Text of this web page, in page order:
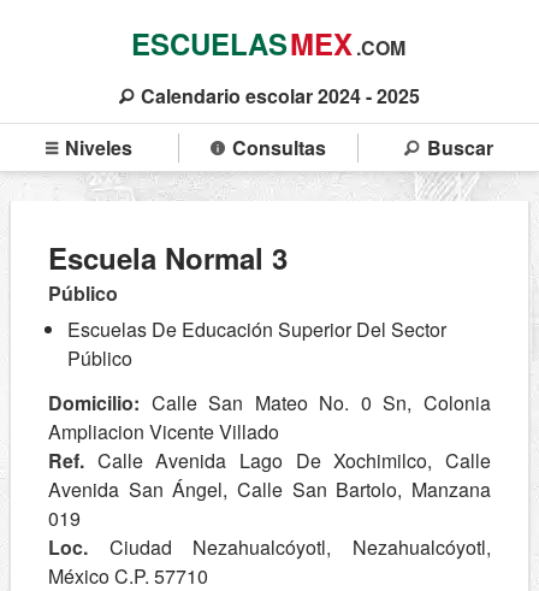
ESCUELASMEX.COM
Calendario escolar 2024 - 2025
Niveles
Consultas Buscar
Escuela Normal 3
Público
Escuelas De Educación Superior Del Sector
Público
Domicilio: Calle San Mateo No. 0 Sn, Colonia
Ampliacion Vicente Villado
Ref. Calle Avenida Lago De Xochimilco, Calle
Avenida San Ángel, Calle San Bartolo, Manzana
019
Loc. Ciudad Nezahualcóyotl, Nezahualcóyotl,
México C.P. 57710